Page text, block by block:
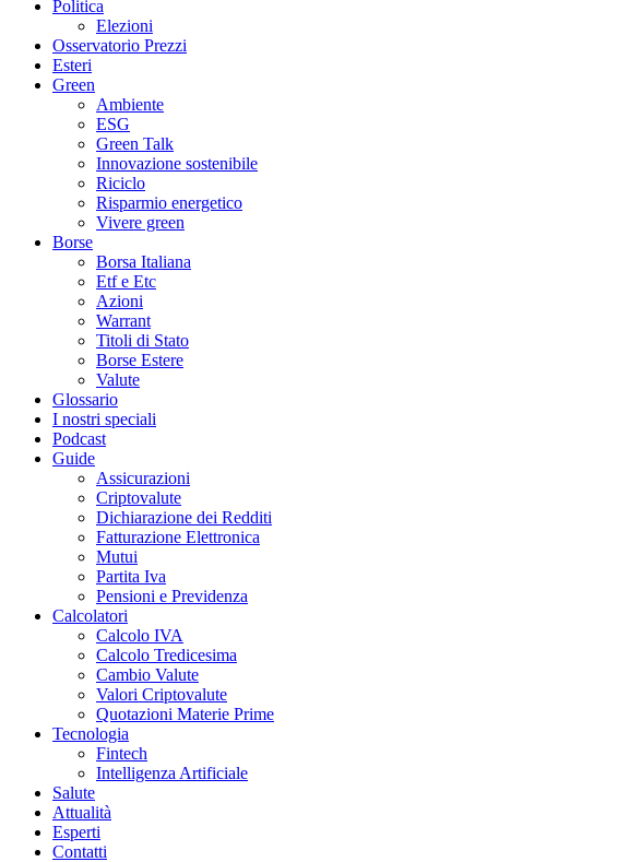
Politica
Elezioni
Osservatorio Prezzi
Esteri
Green
Ambiente
ESG
Green Talk
Innovazione sostenibile
Riciclo
Risparmio energetico
Vivere green
Borse
Borsa Italiana
Etf e Etc
Azioni
Warrant
Titoli di Stato
Borse Estere
Valute
Glossario
I nostri speciali
Podcast
Guide
Assicurazioni
Criptovalute
Dichiarazione dei Redditi
Fatturazione Elettronica
Mutui
Partita Iva
Pensioni e Previdenza
Calcolatori
Calcolo IVA
Calcolo Tredicesima
Cambio Valute
Valori Criptovalute
Quotazioni Materie Prime
Tecnologia
Fintech
Intelligenza Artificiale
Salute
Attualità
Esperti
Contatti